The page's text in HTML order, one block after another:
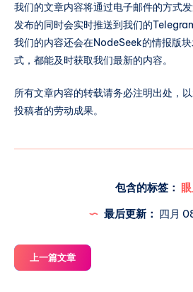
采纳投稿奖励： * 被采用的投
介服务免费优惠券。 3. 月度有
励： * 每月最后一天，根据后
式和相同网站注册的电子邮箱账
将获得一周的sonet/hkt/cmhk/
* 排位第二和第三的个人将分别
每月最后一天，根据后台统计
进行如下奖励分配： * 最多被采
个月的sonet/hkt/cmhk/hinet自
我们的文章内容将通过电子邮件的方式
发布的同时会实时推送到我们的
我们的内容还会在NodeSeek的情报版
式，都能及时获取我们最新的内容。
所有文章内容的转载请务必注明出处，
投稿者的劳动成果。
包含的标签：
最后更新： 四月
上一篇文章